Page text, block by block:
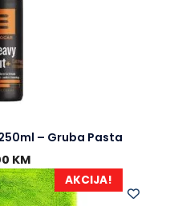
– Gruba Pasta
KM
AKCIJA!